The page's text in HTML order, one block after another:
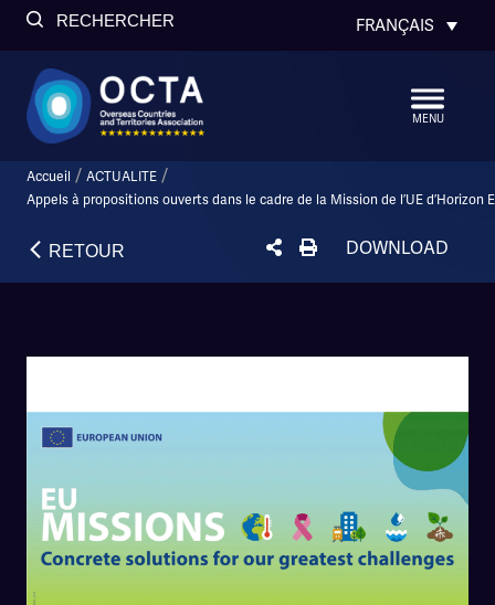
RECHERCHER FRANÇAIS
MENU
Accueil / ACTUALITE /
Appels à propositions ouverts dans le cadre de la Mission de l’UE
RETOUR DOWNLOAD